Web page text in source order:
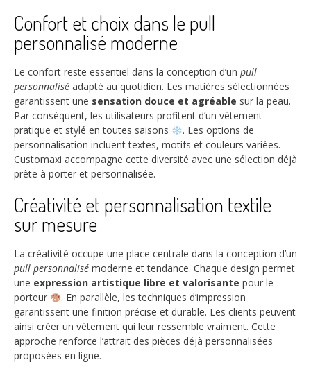
Confort et choix dans le pull
personnalisé moderne
Le confort reste essentiel dans la conception d’un pull
personnalisé adapté au quotidien. Les matières sélectionnées
garantissent une sensation douce et agréable sur la peau.
Par conséquent, les utilisateurs profitent d’un vêtement
pratique et stylé en toutes saisons
. Les options de
personnalisation incluent textes, motifs et couleurs variées.
Customaxi accompagne cette diversité avec une sélection déjà
prête à porter et personnalisée.
Créativité et personnalisation textile
sur mesure
La créativité occupe une place centrale dans la conception d’un
pull personnalisé moderne et tendance. Chaque design permet
une expression artistique libre et valorisante pour le
porteur
. En parallèle, les techniques d’impression
garantissent une finition précise et durable. Les clients peuvent
ainsi créer un vêtement qui leur ressemble vraiment. Cette
approche renforce l’attrait des pièces déjà personnalisées
proposées en ligne.